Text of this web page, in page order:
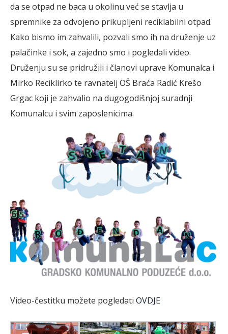
da se otpad ne baca u okolinu već se stavlja u
spremnike za odvojeno prikupljeni reciklabilni otpad.
Kako bismo im zahvalili, pozvali smo ih na druženje uz
palačinke i sok, a zajedno smo i pogledali video.
Druženju su se pridružili i članovi uprave Komunalca i
Mirko Reciklirko te ravnatelj OŠ Braća Radić Krešo
Grgac koji je zahvalio na dugogodišnjoj suradnji
Komunalcu i svim zaposlenicima.
Video-čestitku možete pogledati OVDJE